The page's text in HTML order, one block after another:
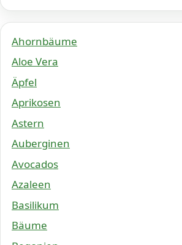
Ahornbäume
Aloe Vera
Äpfel
Aprikosen
Astern
Auberginen
Avocados
Azaleen
Basilikum
Bäume